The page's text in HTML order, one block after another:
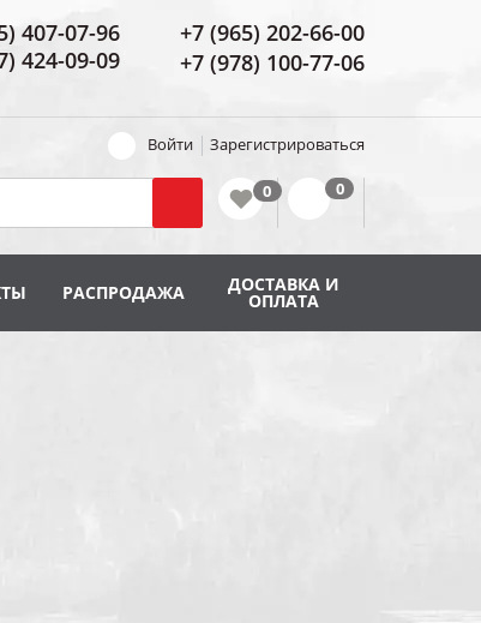
407-07-96
424-09-09
+7 (965) 202-66-00
+7 (978) 100-77-06
Войти Зарегистрироваться
РАСПРОДАЖА ДОСТАВКА И
ОПЛАТА